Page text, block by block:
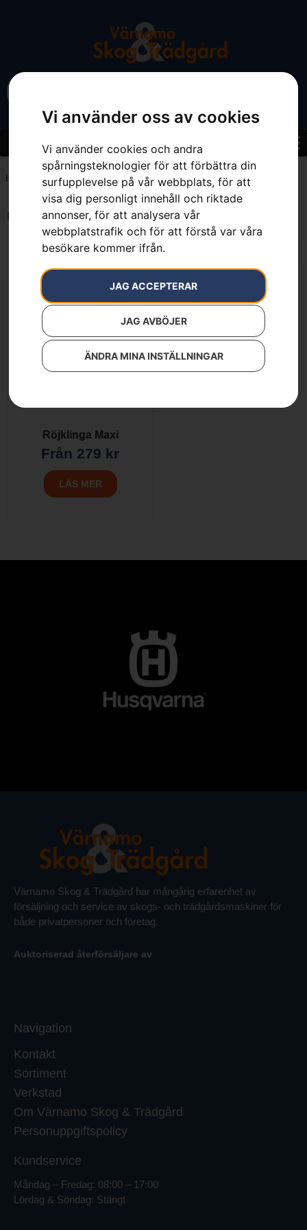
Vi använder oss av cookies
Vi använder cookies och andra
spårningsteknologier för att förbättra din
surfupplevelse på vår webbplats, för att
visa dig personligt innehåll och riktade
annonser, för att analysera vår
webbplatstrafik och för att förstå var våra
besökare kommer ifrån.
JAG ACCEPTERAR
JAG AVBÖJER
ÄNDRA MINA INSTÄLLNINGAR
Hem Maxi S 22T, Ø200 mm, Ø1"
Endast ett sökresultat
Röjklinga Maxi
Från 279 kr
LÄS MER
Värnamo Skog & Trädgård har mångårig erfarenhet av
försäljning och service av skogs- och trädgårdsmaskiner för
både privatpersoner och företag.
Auktoriserad återförsäljare av
Navigation
Kontakt
Sortiment
Verkstad
Om Värnamo Skog & Trädgård
Personuppgiftspolicy
Kundservice
Måndag – Fredag: 08:00 – 17:00
Lördag & Söndag: Stängt